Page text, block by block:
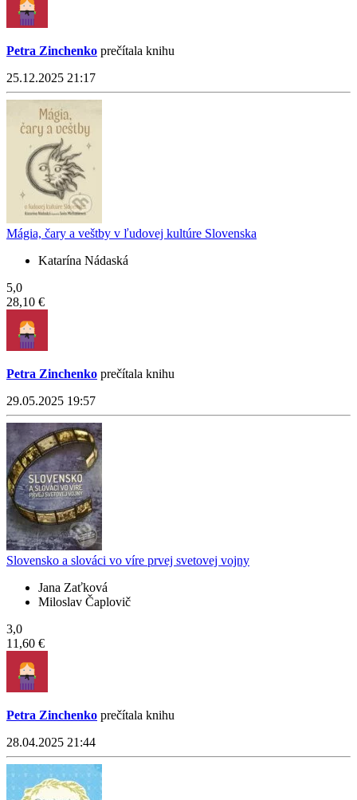
Petra Zinchenko prečítala knihu
25.12.2025 21:17
Mágia, čary a veštby v ľudovej kultúre Slovenska
Katarína Nádaská
5,0
28,10 €
Petra Zinchenko prečítala knihu
29.05.2025 19:57
Slovensko a slováci vo víre prvej svetovej vojny
Jana Zaťková
Miloslav Čaplovič
3,0
11,60 €
Petra Zinchenko prečítala knihu
28.04.2025 21:44